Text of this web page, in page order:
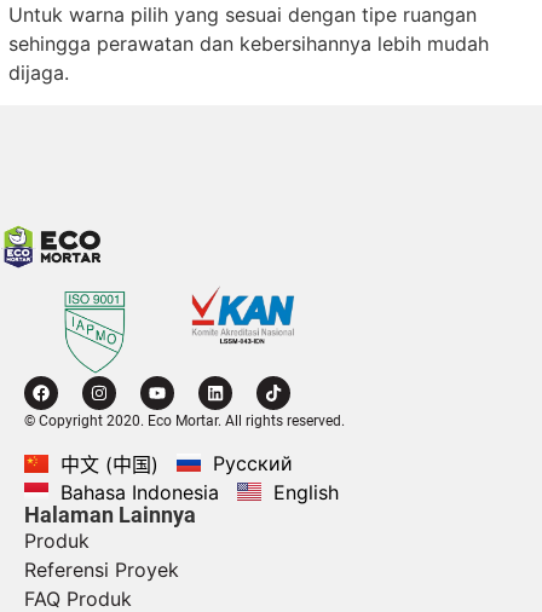
Untuk warna pilih yang sesuai dengan tipe ruangan
sehingga perawatan dan kebersihannya lebih mudah
dijaga.
© Copyright 2020. Eco Mortar. All rights reserved.
中文 (中国)
Русский
Bahasa Indonesia
English
Halaman Lainnya
Produk
Referensi Proyek
FAQ Produk